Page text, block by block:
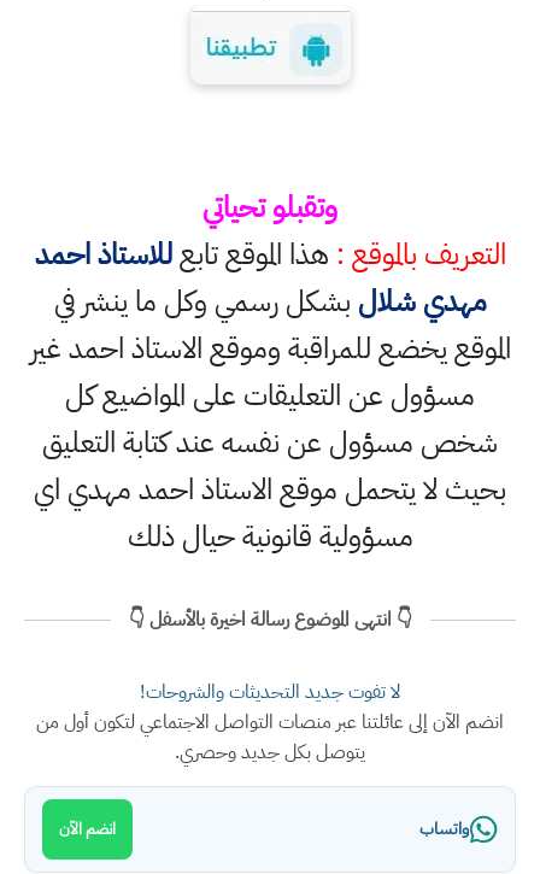
وتقبلو تحياتي
التعريف بالموقع : هذا الموقع تابعللاستاذ احمد
مهدي شلال بشكل رسمي وكل ما ينشر في
الموقع يخضع للمراقبة وموقع الاستاذ احمد غير
مسؤول عن التعليقات على المواضيع كل
شخص مسؤول عن نفسه عند كتابة التعليق
بحيث لا يتحمل موقع الاستاذ احمد مهدي اي
مسؤولية قانونية حيال ذلك
👇 انتهى الموضوع رسالة اخيرة بالأسفل 👇
لا تفوت جديد التحديثات والشروحات!
انضم الآن إلى عائلتنا عبر منصات التواصل الاجتماعي لتكون أول من
يتوصل بكل جديد وحصري.
واتساب انضم الآن